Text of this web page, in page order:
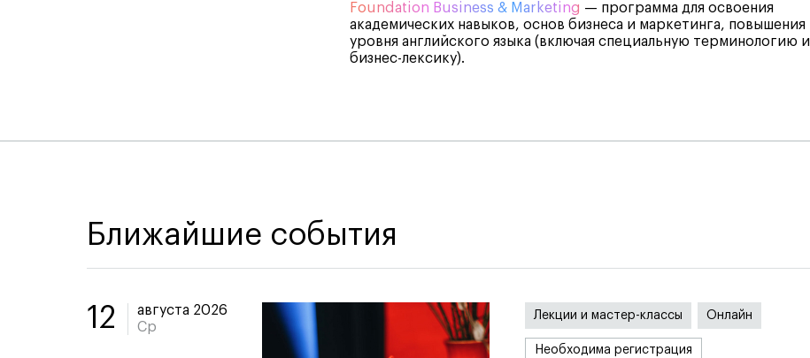
Foundation Business & Marketing — программа для освоения
академических навыков, основ бизнеса и маркетинга, повышения
уровня английского языка (включая специальную терминологию и
бизнес-лексику).
Ближайшие события
12
августа 2026
Ср
Лекции и мастер-классы Онлайн
Необходима регистрация